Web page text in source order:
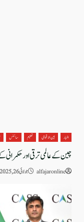
اخبار بین الاقوامی تعلیم سائنس
چین کے عالمی ترقی اور
alfajaronline جولائی 26, 2025